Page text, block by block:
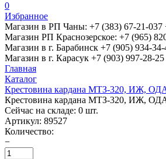
0
Избранное
Магазин в РП Чаны: +7 (383) 67-21-037
Магазин РП Краснозерское: +7 (965)
Магазин в г. Барабинск +7 (905) 934-34-
Магазин в г. Карасук +7 (903) 997-28-25
Главная
Каталог
Крестовина кардана МТЗ-320, ИЖ,
Крестовина кардана МТЗ-320, ИЖ,
Сейчас на складе: 0 шт.
Артикул: 89527
Количество:
−